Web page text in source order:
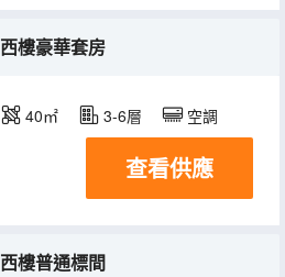
西樓豪華套房
40㎡ 3-6層 空調
查看供應
西樓普通標間